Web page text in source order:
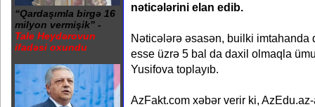
“Qardaşımla birgə 16
milyon vermişik” -
Tale Heydərovun
ifadəsi oxundu
nəticələrini elan edib.
Nəticələrə əsasən, builki imtahanda
esse üzrə 5 bal da daxil olmaqla
Yusifova toplayıb.
AzFakt.com xəbər verir ki,